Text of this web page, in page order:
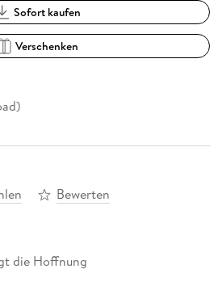
Sofort kaufen
Verschenken
Bewerten
die Hoffnung